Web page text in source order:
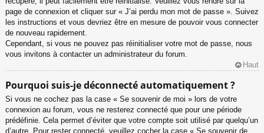
page de connexion et cliquer sur « J’ai perdu mon mot de passe ». Suivez
les instructions et vous devriez être en mesure de pouvoir vous connecter
de nouveau rapidement.
Cependant, si vous ne pouvez pas réinitialiser votre mot de passe, nous
vous invitons à contacter un administrateur du forum.
Haut
Pourquoi suis-je déconnecté automatiquement ?
Si vous ne cochez pas la case « Se souvenir de moi » lors de votre
connexion au forum, vous ne resterez connecté que pour une période
prédéfinie. Cela permet d’éviter que votre compte soit utilisé par quelqu’un
d’autre. Pour rester connecté, veuillez cocher la case « Se souvenir de